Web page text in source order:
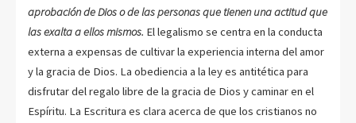
aprobación de Dios o de las personas que tienen una actitud que
las exalta a ellos mismos. El legalismo se centra en la conducta
externa a expensas de cultivar la experiencia interna del amor
y la gracia de Dios. La obediencia a la ley es antitética para
disfrutar del regalo libre de la gracia de Dios y caminar en el
Espíritu. La Escritura es clara acerca de que los cristianos no